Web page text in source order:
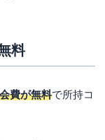
料
費が無料で所持コ